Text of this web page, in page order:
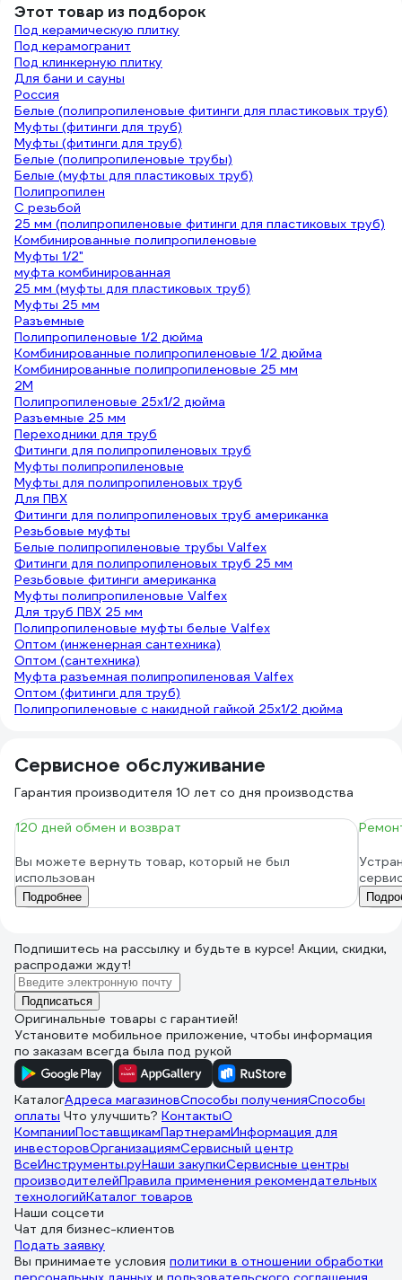
Этот товар из подборок
Под керамическую плитку
Под керамогранит
Под клинкерную плитку
Для бани и сауны
Россия
Белые (полипропиленовые фитинги для пластиковых труб)
Муфты (фитинги для труб)
Муфты (фитинги для труб)
Белые (полипропиленовые трубы)
Белые (муфты для пластиковых труб)
Полипропилен
С резьбой
25 мм (полипропиленовые фитинги для пластиковых труб)
Комбинированные полипропиленовые
Муфты 1/2"
муфта комбинированная
25 мм (муфты для пластиковых труб)
Муфты 25 мм
Разъемные
Полипропиленовые 1/2 дюйма
Комбинированные полипропиленовые 1/2 дюйма
Комбинированные полипропиленовые 25 мм
2M
Полипропиленовые 25х1/2 дюйма
Разъемные 25 мм
Переходники для труб
Фитинги для полипропиленовых труб
Муфты полипропиленовые
Муфты для полипропиленовых труб
Для ПВХ
Фитинги для полипропиленовых труб американка
Резьбовые муфты
Белые полипропиленовые трубы Valfex
Фитинги для полипропиленовых труб 25 мм
Резьбовые фитинги американка
Муфты полипропиленовые Valfex
Для труб ПВХ 25 мм
Полипропиленовые муфты белые Valfex
Оптом (инженерная сантехника)
Оптом (сантехника)
Муфта разъемная полипропиленовая Valfex
Оптом (фитинги для труб)
Полипропиленовые с накидной гайкой 25х1/2 дюйма
Сервисное обслуживание
Гарантия производителя 10 лет со дня производства
120 дней обмен и возврат
Вы можете вернуть товар, который не был
использован
Подробнее
Подпишитесь на рассылку и будьте в курсе! Акции, скидки,
распродажи ждут!
Подписаться
Оригинальные товары с гарантией!
Установите мобильное приложение, чтобы информация
по заказам всегда была под рукой
КаталогАдреса магазиновСпособы полученияСпособы
оплаты Что улучшить? КонтактыО
КомпанииПоставщикамПартнерамИнформация для
инвесторовОрганизациямСервисный центр
ВсеИнструменты.руНаши закупкиСервисные центры
производителейПравила применения рекомендательных
технологийКаталог товаров
Наши соцсети
Чат для бизнес-клиентов
Подать заявку
Вы принимаете условия политики в отношении обработки